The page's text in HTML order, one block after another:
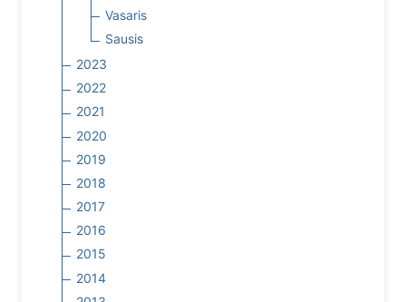
Vasaris
Sausis
2023
2022
2021
2020
2019
2018
2017
2016
2015
2014